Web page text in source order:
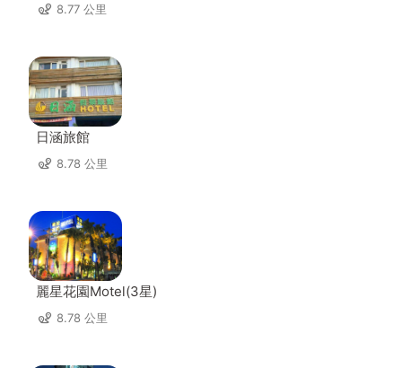
8.77 公里
日涵旅館
8.78 公里
麗星花園Motel(3星)
8.78 公里